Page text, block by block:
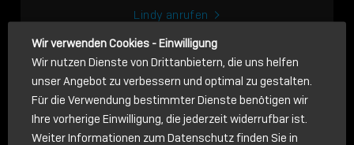
Lindy anrufen
NACHRICHT
Wir verwenden Cookies - Einwilligung
Wir nutzen Dienste von Drittanbietern, die uns helfen
unser Angebot zu verbessern und optimal zu gestalten.
Für die Verwendung bestimmter Dienste benötigen wir
Ihre vorherige Einwilligung, die jederzeit widerrufbar ist.
Weiter Informationen zum Datenschutz finden Sie in